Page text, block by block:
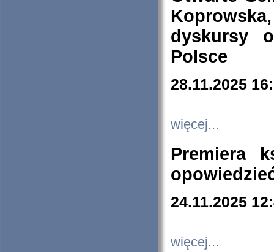
dyskursy
Polsce
28.11.2025
więcej...
Premiera
24.11.2025
więcej...